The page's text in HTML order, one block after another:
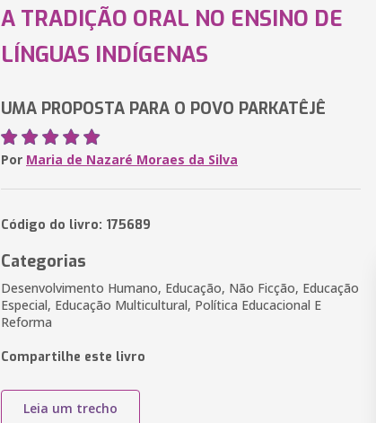
A TRADIÇÃO ORAL NO ENSINO DE
LÍNGUAS INDÍGENAS
UMA PROPOSTA PARA O POVO PARKATÊJÊ
Por Maria de Nazaré Moraes da Silva
Código do livro: 175689
Categorias
Desenvolvimento Humano, Educação, Não Ficção, Educação
Especial, Educação Multicultural, Política Educacional E
Reforma
Compartilhe este livro
Leia um trecho